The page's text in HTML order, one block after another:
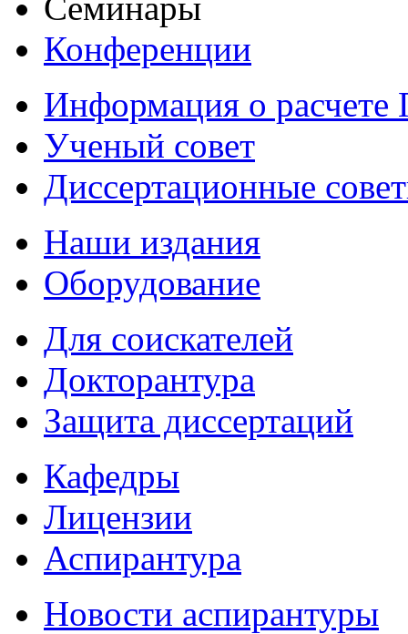
Конференции
Информация о
Ученый совет
Диссертационные
Наши издания
Оборудование
Для соискателей
Докторантура
Защита диссертаций
Кафедры
Лицензии
Аспирантура
Новости аспирантуры